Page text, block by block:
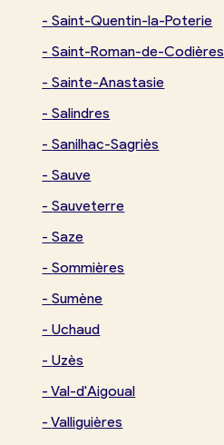
-Saint-Quentin-la-Poterie
-Saint-Roman-de-Codières
-Sainte-Anastasie
-Salindres
-Sanilhac-Sagriès
-Sauve
-Sauveterre
-Saze
-Sommières
-Sumène
-Uchaud
-Uzès
-Val-d'Aigoual
-Valliguières